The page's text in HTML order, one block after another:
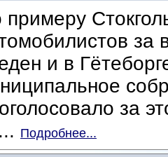
примеру
за
и в
за
Подробнее...